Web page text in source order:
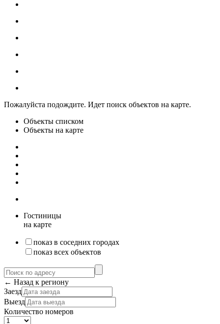
Пожалуйста подождите. Идет поиск объектов на карте.
Объекты списком
Объекты на карте
Гостиницы
на карте
показ в соседних городах
показ всех объектов
← Назад к региону
Заезд
Выезд
Количество номеров